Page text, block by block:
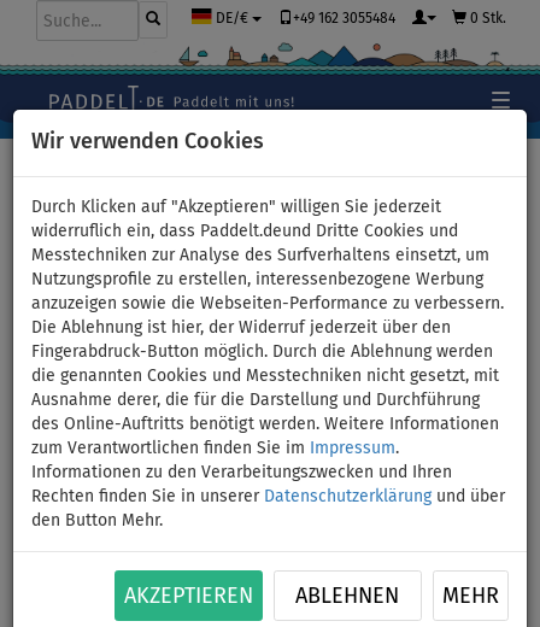
Wir verwenden Cookies
Durch Klicken auf "Akzeptieren" willigen Sie jederzeit
widerruflich ein, dass Paddelt.deund Dritte Cookies und
Messtechniken zur Analyse des Surfverhaltens einsetzt, um
Nutzungsprofile zu erstellen, interessenbezogene Werbung
anzuzeigen sowie die Webseiten-Performance zu verbessern.
Die Ablehnung ist hier, der Widerruf jederzeit über den
Fingerabdruck-Button möglich. Durch die Ablehnung werden
die genannten Cookies und Messtechniken nicht gesetzt, mit
Ausnahme derer, die für die Darstellung und Durchführung
des Online-Auftritts benötigt werden. Weitere Informationen
zum Verantwortlichen finden Sie im
Impressum.
Informationen zu den Verarbeitungszwecken und Ihren
Rechten finden Sie in unserer Datenschutzerklärungund über
den Button Mehr.
AKZEPTIEREN ABLEHNEN MEHR
DE/€ +49 162 3055484 0 Stk.
SPINERA Universal Nylon 50N
- Schwimmweste
BIS
-19 %